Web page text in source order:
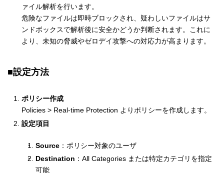
ァイル解析を行います。
危険なファイルは即時ブロックされ、疑わしいファイルはサ
ンドボックスで解析後に安全かどうか判断されます。これに
より、未知の脅威やゼロデイ攻撃への対応力が高まります。
■設定方法
ポリシー作成
Policies > Real-time Protection よりポリシーを作成します。
設定項目
Source ：ポリシー対象のユーザ
Destination ：All Categories または特定カテゴリを指定
可能